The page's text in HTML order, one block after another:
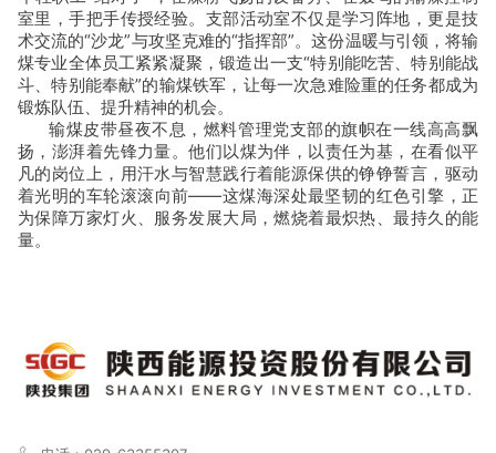
室里，手把手传授经验。支部活动室不仅是学习阵地，更是技
术交流的“沙龙”与攻坚克难的“指挥部”。这份温暖与引领，将输
煤专业全体员工紧紧凝聚，锻造出一支“特别能吃苦、特别能战
斗、特别能奉献”的输煤铁军，让每一次急难险重的任务都成为
锻炼队伍、提升精神的机会。
输煤皮带昼夜不息，燃料管理党支部的旗帜在一线高高飘
扬，澎湃着先锋力量。他们以煤为伴，以责任为基，在看似平
凡的岗位上，用汗水与智慧践行着能源保供的铮铮誓言，驱动
着光明的车轮滚滚向前——这煤海深处最坚韧的红色引擎，正
为保障万家灯火、服务发展大局，燃烧着最炽热、最持久的能
量。